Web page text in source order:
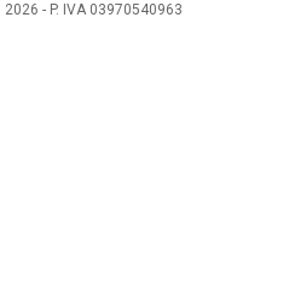
2026 - P. IVA 03970540963